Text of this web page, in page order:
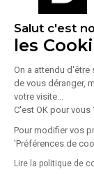
Salut c'est
les
On a attendu d'être
de vous déranger,
votre visite...
C'est OK pour vous
Pour modifier vos
'Préférences de
Lire la politique de
Indice